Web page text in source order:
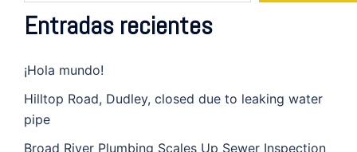
Entradas recientes
¡Hola mundo!
Hilltop Road, Dudley, closed due to leaking water
pipe
Broad River Plumbing Scales Up Sewer Inspection